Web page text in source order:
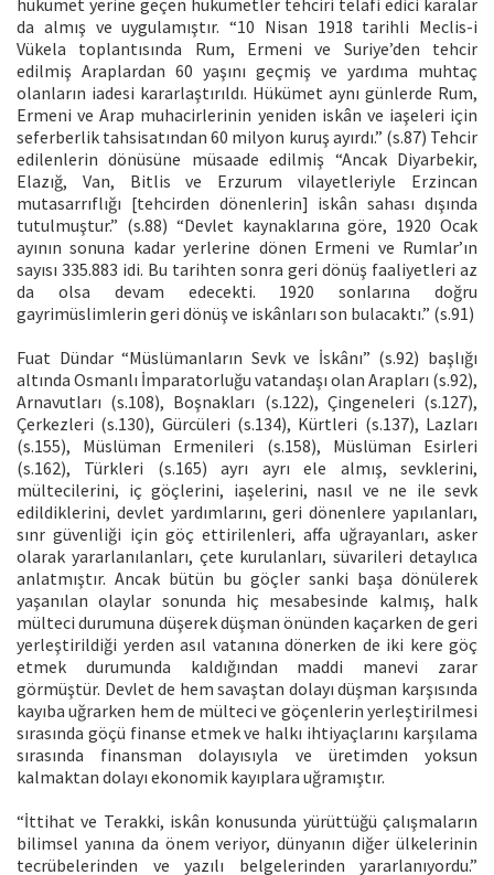
da almış ve uygulamıştır. “10 Nisan 1918 tarihli Meclis-i
Vükela toplantısında Rum, Ermeni ve Suriye’den tehcir
edilmiş Araplardan 60 yaşını geçmiş ve yardıma muhtaç
olanların iadesi kararlaştırıldı. Hükümet aynı günlerde Rum,
Ermeni ve Arap muhacirlerinin yeniden iskân ve iaşeleri için
seferberlik tahsisatından 60 milyon kuruş ayırdı.” (s.87) Tehcir
edilenlerin dönüsüne müsaade edilmiş “Ancak Diyarbekir,
Elazığ, Van, Bitlis ve Erzurum vilayetleriyle Erzincan
mutasarrıflığı [tehcirden dönenlerin] iskân sahası dışında
tutulmuştur.” (s.88) “Devlet kaynaklarına göre, 1920 Ocak
ayının sonuna kadar yerlerine dönen Ermeni ve Rumlar’ın
sayısı 335.883 idi. Bu tarihten sonra geri dönüş faaliyetleri az
da olsa devam edecekti. 1920 sonlarına doğru
gayrimüslimlerin geri dönüş ve iskânları son bulacaktı.” (s.91)
Fuat Dündar “Müslümanların Sevk ve İskânı” (s.92) başlığı
altında Osmanlı İmparatorluğu vatandaşı olan Arapları (s.92),
Arnavutları (s.108), Boşnakları (s.122), Çingeneleri (s.127),
Çerkezleri (s.130), Gürcüleri (s.134), Kürtleri (s.137), Lazları
(s.155), Müslüman Ermenileri (s.158), Müslüman Esirleri
(s.162), Türkleri (s.165) ayrı ayrı ele almış, sevklerini,
mültecilerini, iç göçlerini, iaşelerini, nasıl ve ne ile sevk
edildiklerini, devlet yardımlarını, geri dönenlere yapılanları,
sınr güvenliği için göç ettirilenleri, affa uğrayanları, asker
olarak yararlanılanları, çete kurulanları, süvarileri detaylıca
anlatmıştır. Ancak bütün bu göçler sanki başa dönülerek
yaşanılan olaylar sonunda hiç mesabesinde kalmış, halk
mülteci durumuna düşerek düşman önünden kaçarken de geri
yerleştirildiği yerden asıl vatanına dönerken de iki kere göç
etmek durumunda kaldığından maddi manevi zarar
görmüştür. Devlet de hem savaştan dolayı düşman karşısında
kayıba uğrarken hem de mülteci ve göçenlerin yerleştirilmesi
sırasında göçü finanse etmek ve halkı ihtiyaçlarını karşılama
sırasında finansman dolayısıyla ve üretimden yoksun
kalmaktan dolayı ekonomik kayıplara uğramıştır.
“İttihat ve Terakki, iskân konusunda yürüttüğü çalışmaların
bilimsel yanına da önem veriyor, dünyanın diğer ülkelerinin
tecrübelerinden ve yazılı belgelerinden yararlanıyordu.”